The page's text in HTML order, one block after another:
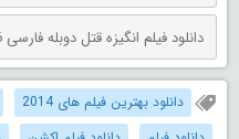
دانلود فیلم انگیزه قتل دوبله فارسی M4M: Motive for Murder 2026
دانلود بهترین فیلم های 2014